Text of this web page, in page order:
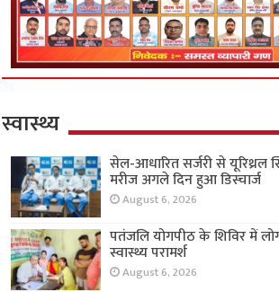
स्वास्थ्य
सेल-आधारित सर्जरी से यूरिथ्रल
मरीज अगले दिन हुआ डिस्चार्ज
August 6, 2026
पतंजलि योगपीठ के शिविर में
स्वास्थ्य परामर्श
August 6, 2026